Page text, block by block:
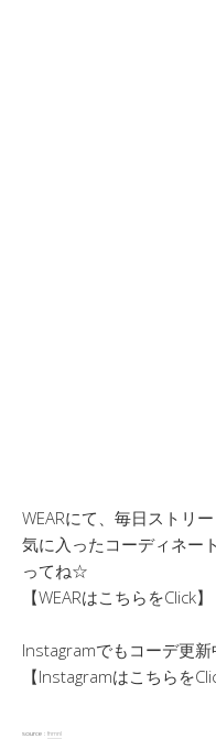
WEARにて、毎日ストリ
気に入ったコーディネー
ってね☆
【WEARはこちらをClick】
Instagramでもコーデ更新
【Instagramはこちらを
source : fnmnl